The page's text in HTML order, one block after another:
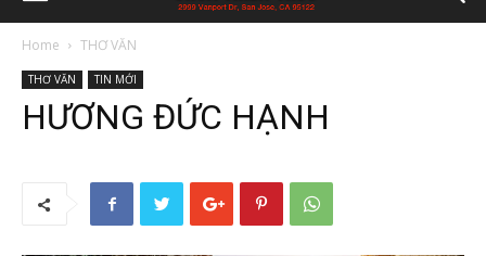
Home THƠ VĂN
THƠ VĂN TIN MỚI
HƯƠNG ĐỨC HẠNH